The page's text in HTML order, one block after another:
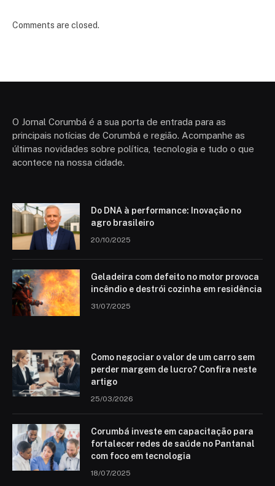
Comments are closed.
O Jornal Corumbá é a sua porta de entrada para as
principais notícias de Corumbá e região. Acompanhe as
últimas novidades sobre política, tecnologia e tudo o que
acontece na nossa cidade.
Do DNA à performance: Inovação no
agro brasileiro
20/10/2025
Geladeira com defeito no motor provoca
incêndio e destrói cozinha em residência
31/07/2025
Como negociar o valor de um carro sem
perder margem de lucro? Confira neste
artigo
25/03/2026
Corumbá investe em capacitação para
fortalecer redes de saúde no Pantanal
com foco em tecnologia
18/07/2025